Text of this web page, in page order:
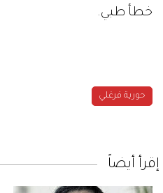
خطأ طبي.
حورية فرغلي
إقرأ أيضاً